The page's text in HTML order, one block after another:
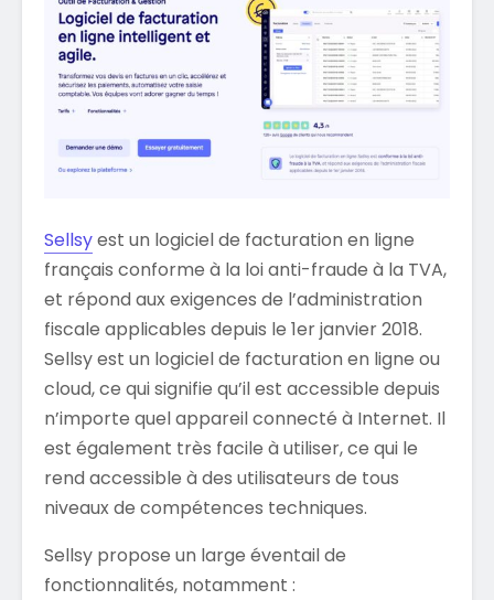
Sellsyest un logiciel de facturation en ligne
français conforme à la loi anti-fraude à la TVA,
et répond aux exigences de l’administration
fiscale applicables depuis le 1er janvier 2018.
Sellsy est un logiciel de facturation en ligne ou
cloud, ce qui signifie qu’il est accessible depuis
n’importe quel appareil connecté à Internet. Il
est également très facile à utiliser, ce qui le
rend accessible à des utilisateurs de tous
niveaux de compétences techniques.
Sellsy propose un large éventail de
fonctionnalités, notamment :